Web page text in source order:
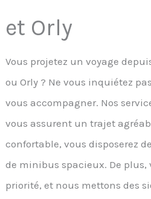
et Orly
Vous projetez un voyage
ou Orly ? Ne vous inquiétez
vous accompagner. Nos
vous assurent un trajet
confortable, vous disposerez
de minibus spacieux. De plus,
priorité, et nous mettons des